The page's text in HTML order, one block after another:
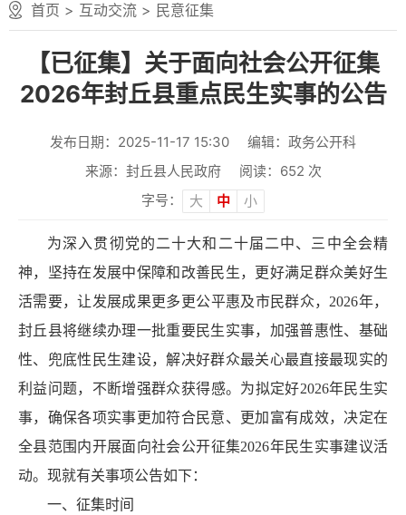
首页 > 互动交流 > 民意征集
【已征集】关于面向社会公开征集
2026年封丘县重点民生实事的公告
发布日期：2025-11-17 15:30
编辑：政务公开科
来源：封丘县人民政府
阅读： 652 次
字号：
大 中 小
为深入贯彻党的二十大和二十届二中、三中全会精
神，坚持在发展中保障和改善民生，更好满足群众美好生
活需要，让发展成果更多更公平惠及市民群众，2026年，
封丘县将继续办理一批重要民生实事，加强普惠性、基础
性、兜底性民生建设，解决好群众最关心最直接最现实的
利益问题，不断增强群众获得感。为拟定好2026年民生实
事，确保各项实事更加符合民意、更加富有成效，决定在
全县范围内开展面向社会公开征集2026年民生实事建议活
动。现就有关事项公告如下：
一、征集时间